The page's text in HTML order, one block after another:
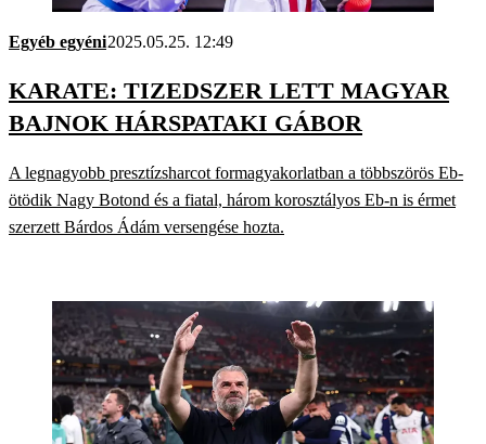
Egyéb egyéni2025.05.25. 12:49
KARATE: TIZEDSZER LETT MAGYAR
BAJNOK HÁRSPATAKI GÁBOR
A legnagyobb presztízsharcot formagyakorlatban a többszörös Eb-
ötödik Nagy Botond és a fiatal, három korosztályos Eb-n is érmet
szerzett Bárdos Ádám versengése hozta.